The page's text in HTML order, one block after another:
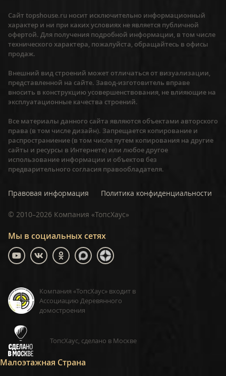
Мы в социальных сетях
Компания «ТопсХаус» входит в
Ассоциацию Деревянного
домостроения
ТопсХаус, сделано в Москве
Малоэтажная Страна
Сайт topshouse.ru носит исключительно информационный
характер и ни при каких условиях не является публичной
офертой. Для получения подробной информации, в том числе
технического характера, пожалуйста, обращайтесь в офисы
продаж.
Внешний вид строений может отличаться от визуализации,
представленной на сайте. Завод-изготовитель вправе
вносить в конструкцию усовершенствования, не влияющие на
эксплуатационные качества строений.
Все материалы данного сайта являются объектами авторского
права (в том числе дизайн). Запрещается копирование и
распространиение (в том числе путем копирования на другие
сайты и ресурсы в Интернете) или любое другое
использование информации и объектов без
предварительного согласия правообладателя.
Правовая информация Политика конфиденциальности
© 2010–2026 Компания «ТопсХаус»